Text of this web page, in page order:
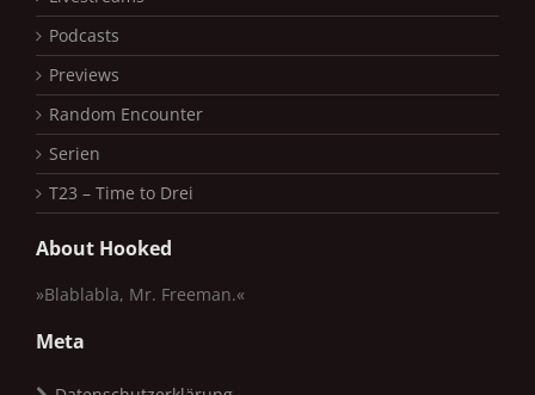
Podcasts
Previews
Random Encounter
Serien
T23 – Time to Drei
About Hooked
»Blablabla, Mr. Freeman.«
Meta